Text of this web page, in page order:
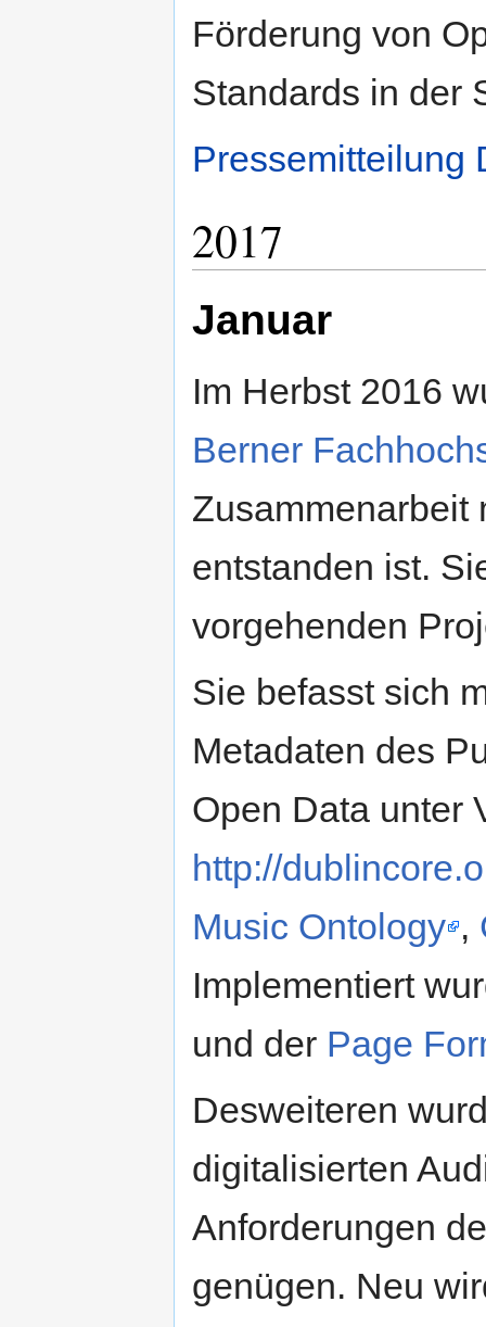
Förderung von
Standards in der
Pressemitteilung
2017
Januar
Im Herbst 2016
Berner
Zusammenarbeit
entstanden ist.
vorgehenden
Sie befasst sich
Metadaten des
Open Data unter
http://
Music Ontology ,
Implementiert
und der Page
Desweiteren
digitalisierten
Anforderungen
genügen. Neu